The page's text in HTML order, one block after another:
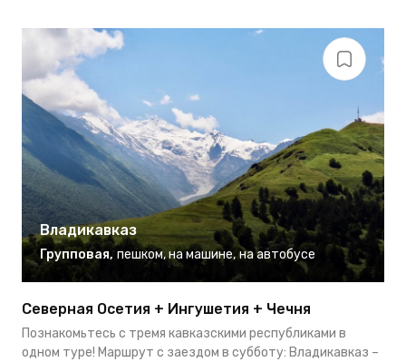
Владикавказ
Групповая, пешком, на машине, на автобусе
Северная Осетия + Ингушетия + Чечня
Познакомьтесь с тремя кавказскими республиками в
одном туре! Маршрут с заездом в субботу: Владикавказ –